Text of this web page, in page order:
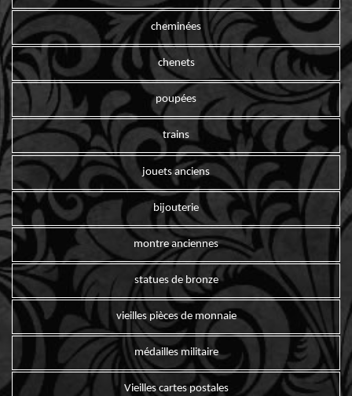
cheminées
chenets
poupées
trains
jouets anciens
bijouterie
montre anciennes
statues de bronze
vieilles pièces de monnaie
médailles militaire
Vieilles cartes postales